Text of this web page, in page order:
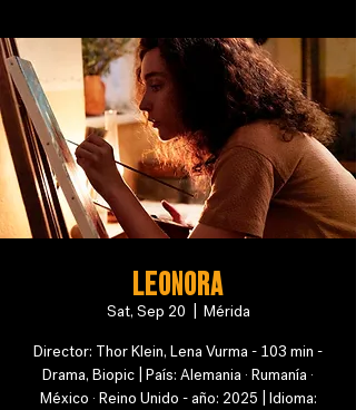
Leonora
Sat, Sep 20
Mérida
Director: Thor Klein, Lena Vurma - 103 min -
Drama, Biopic | País: Alemania · Rumanía ·
México · Reino Unido - año: 2025 | Idioma: